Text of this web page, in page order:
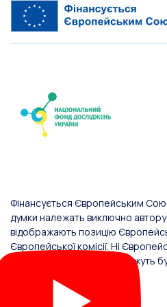
Фінансується Європейським
думки належать виключно
відображають позицію
Європейської комісії. Ні
надав фінансування, не можуть